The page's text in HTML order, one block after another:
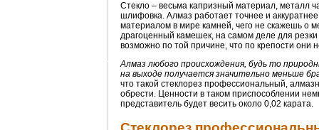
Стекло – весьма капризный материал, металл
шлифовка. Алмаз работает точнее и
материалом в мире камней, чего не скажешь о
драгоценный камешек, на самом деле для
возможно по той причине, что по крепости они
Алмаз любого происхождения, будь то
на выходе получается значительно меньше
что такой стеклорез профессиональный,
обрести. Ценности в таком приспособлении
представитель будет весить около 0,02 карата.